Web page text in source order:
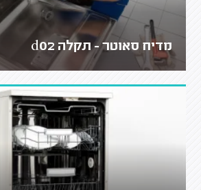
מדיח סאוטר - תקלה d02